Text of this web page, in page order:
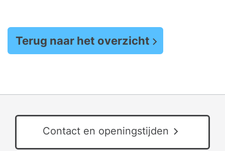
Terug naar het overzicht
Contact en openingstijden